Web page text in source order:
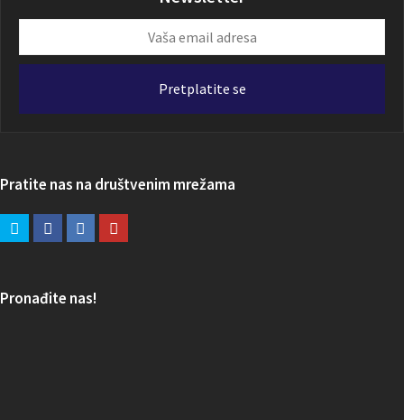
email
Pretplatite se
Pratite nas na društvenim mrežama
Pronađite nas!